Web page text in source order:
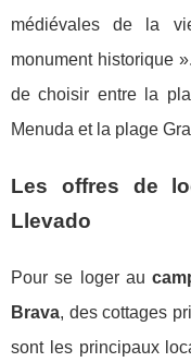
médiévales de la
monument historique
de choisir entre la
Menuda et la plage
Les offres de
Llevado
Pour se loger au
Brava, des cottages
sont les principaux